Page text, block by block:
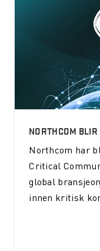
NORTHCOM
Northcom har
Critical
global
innen kritisk